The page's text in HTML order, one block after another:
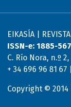
EIKASÍA |
ISSN-e: 1885-
C. Río Nora, n.º
+ 34 696 96 81
Copyright © 2014